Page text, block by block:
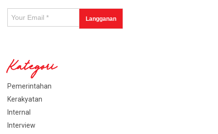
Kategori
Pemerintahan
Kerakyatan
Internal
Interview